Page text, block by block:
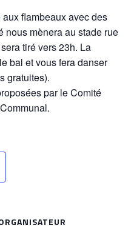
flambeaux avec des
nous mènera au stade rue
tiré vers 23h. La
bal et vous fera danser
gratuites).
par le Comité